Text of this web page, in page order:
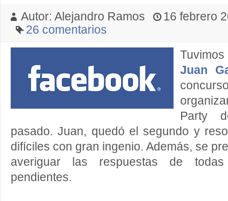
Autor: Alejandro Ramos
16 febrero
26 comentarios
Juan
Party
pasado. Juan, quedó el segundo y
difíciles con gran ingenio. Además, se
averiguar las respuestas de
pendientes.